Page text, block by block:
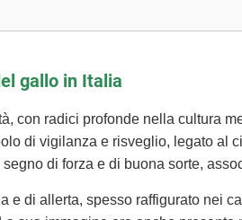
gallo in Italia
con radici profonde nella cultura
di vigilanza e risveglio, legato al
di forza e di buona sorte,
di allerta, spesso raffigurato nei